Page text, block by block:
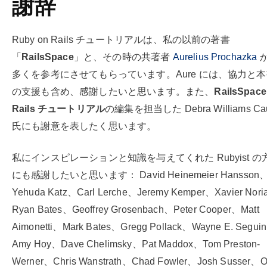
謝辞
Ruby on Rails チュートリアルは、私の以前の著書
「 RailsSpace」と、その時の共著者 Aurelius Prochazka
多くを参考にさせてもらっています。Aure には、協力と
の支援も含め、感謝したいと思います。また、
RailsSpace
Rails チュートリアルの編集を担当した Debra Williams
氏にも謝意を表したく思います。
私にインスピレーションと知識を与えてくれた Rubyist の
にも感謝したいと思います： David Heinemeier Hansson
Yehuda Katz、Carl Lerche、Jeremy Kemper、Xavier
Ryan Bates、Geoffrey Grosenbach、Peter Cooper、Matt
Aimonetti、Mark Bates、Gregg Pollack、Wayne E.
Amy Hoy、Dave Chelimsky、Pat Maddox、Tom Preston-
Werner、Chris Wanstrath、Chad Fowler、Josh Susser、